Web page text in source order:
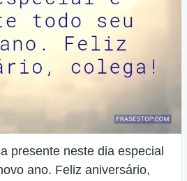
presente neste dia especial
ano. Feliz aniversário,